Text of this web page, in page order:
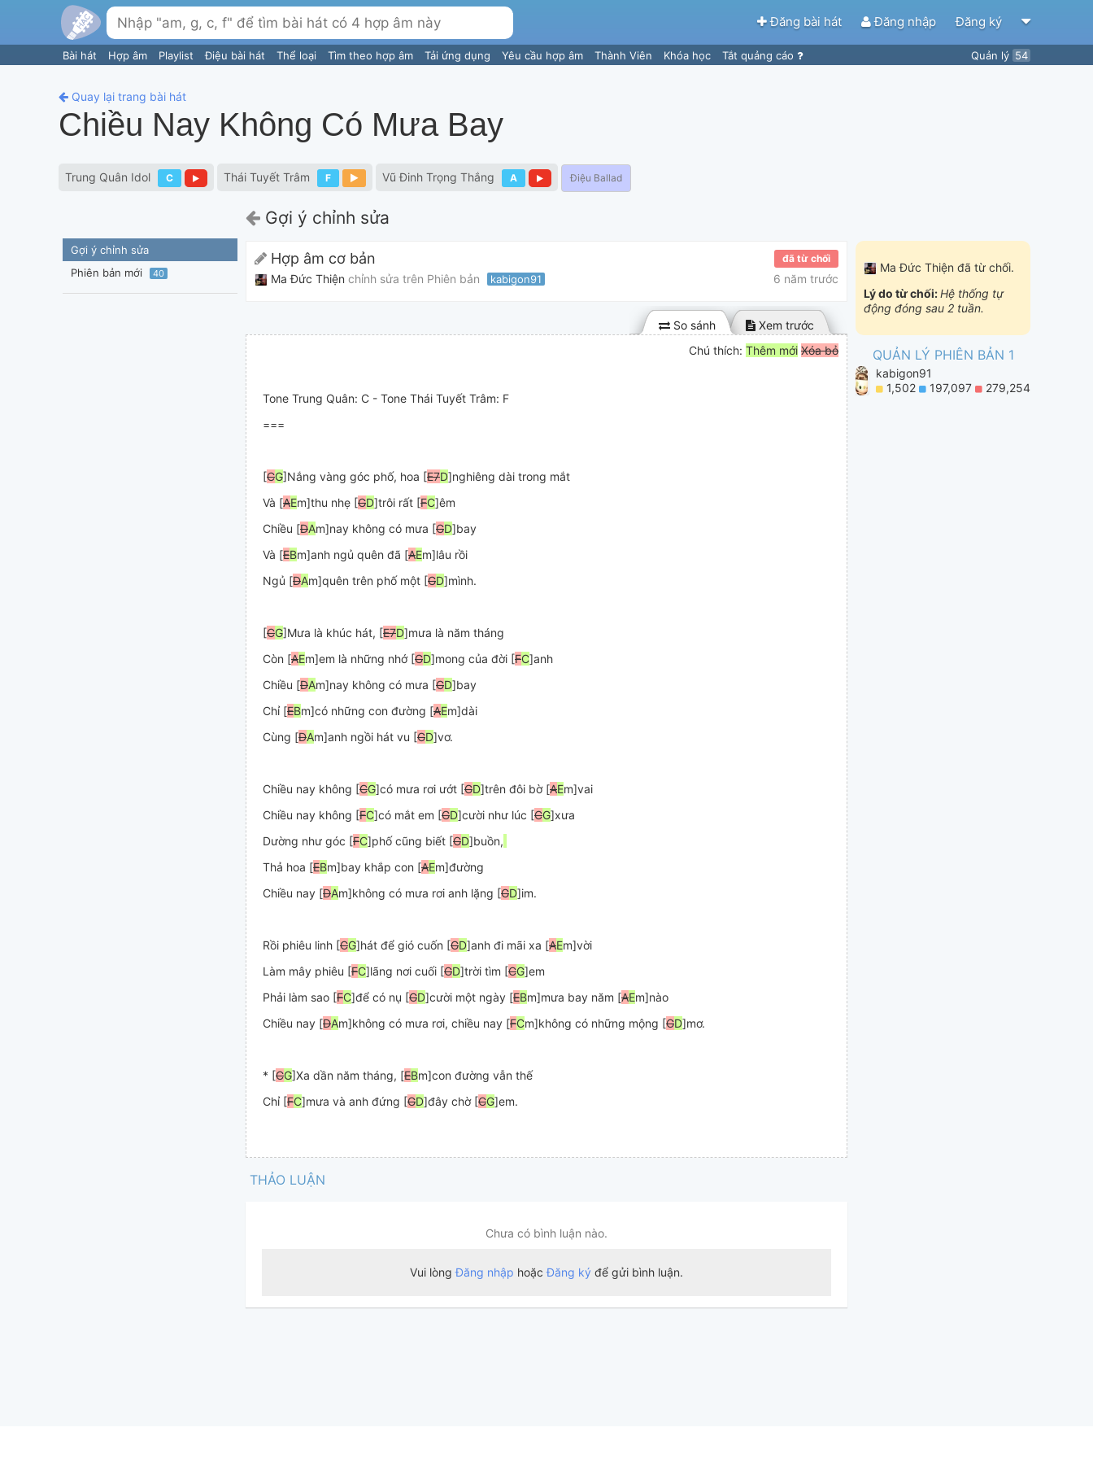
Đăng bài hát Đăng nhập Đăng ký
Bài hát Hợp âm Playlist Điệu bài hát Thể loại Tìm theo hợp âm Tải ứng dụng Yêu cầu hợp âm Thành Viên Khóa học Tắt quảng cáo Quản lý 54
Quay lại trang bài hát
Chiều Nay Không Có Mưa Bay
Trung Quân Idol C Thái Tuyết Trâm F Vũ Đinh Trọng Thắng A Điệu Ballad
Gợi ý chỉnh sửa
Phiên bản mới
40
Gợi ý chỉnh sửa
Hợp âm cơ bản đã từ chối
Ma Đức Thiện chỉnh sửa trên Phiên bản kabigon91 6 năm trước
Xem trước
So sánh
Chú thích: Thêm mới Xóa bỏ
Tone Trung Quân: C - Tone Thái Tuyết Trâm: F
[CG]Nắng vàng góc phố, hoa [E7D]nghiêng dài trong mắt
Và [AEm]thu nhẹ [GD]trôi rất [FC]êm
Chiều [DAm]nay không có mưa [GD]bay
Và [EBm]anh ngủ quên đã [AEm]lâu rồi
Ngủ [DAm]quên trên phố một [GD
[CG]Mưa là khúc hát, [E7D]mưa là năm tháng
Còn [AEm]em là những nhớ [GD]mong của đời [FC]anh
Chiều [DAm]nay không có mưa [GD]bay
Chỉ [EBm]có những con đường [AEm]dài
Cùng [DAm]anh ngồi hát vu [GD
Chiều nay không [CG]có mưa rơi ướt [GD]trên đôi bờ [AEm]vai
Chiều nay không [FC]có mắt em [GD]cười như lúc [CG]xưa
Dường như góc [FC]phố cũng biết [GD]buồn,
Thả hoa [EBm]bay khắp con [AEm]đường
Chiều nay [DAm]không có mưa rơi anh lặng [GD
Rồi phiêu linh [CG]hát để gió cuốn [GD]anh đi mãi xa [AEm]vời
Làm mây phiêu [FC]lãng nơi cuối [GD]trời tìm [CG]em
Phải làm sao [FC]để có nụ [GD]cười một ngày [EBm]mưa bay năm [AEm]nào
Chiều nay [DAm]không có mưa rơi, chiều nay [FCm]không có những mộng [GD
* [CG]Xa dần năm tháng, [EBm]con đường vẫn thế
Chỉ [FC]mưa và anh đứng [GD]đây chờ [CG]em.
THẢO LUẬN
Ma Đức Thiện đã từ chối.
Lý do từ chối:Hệ thống tự
động đóng sau 2 tuần.
QUẢN LÝ PHIÊN BẢN 1
kabigon91
1,502
197,097 279,254